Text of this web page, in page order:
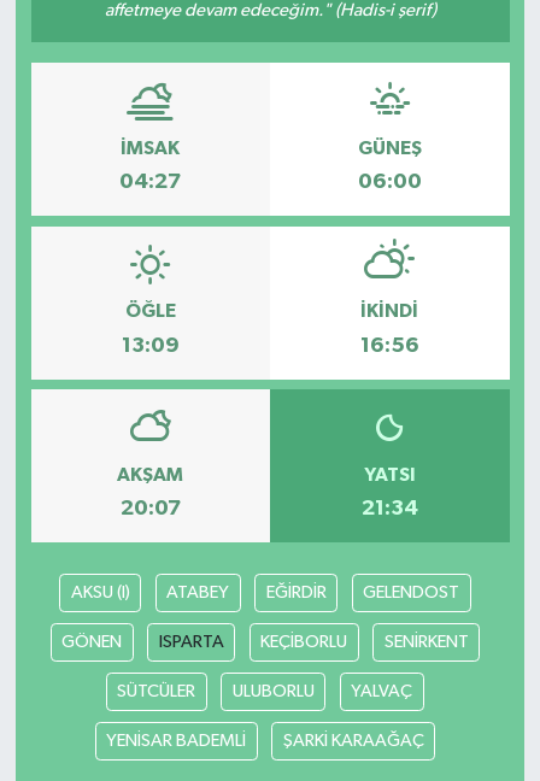
affetmeye devam edeceğim." (Hadis-i şerif)
İMSAK
04:27
GÜNEŞ
06:00
ÖĞLE
13:09
İKINDI
16:56
AKŞAM
20:07
YATSI
21:34
AKSU (I) ATABEY EĞİRDİR GELENDOST
GÖNEN ISPARTA KEÇİBORLU SENİRKENT
SÜTCÜLER ULUBORLU YALVAÇ
YENİSAR BADEMLİ ŞARKİ KARAAĞAÇ
EĞİTİM
TURİZM
RÖPORTAJ
YAZARLAR
MAGAZİN